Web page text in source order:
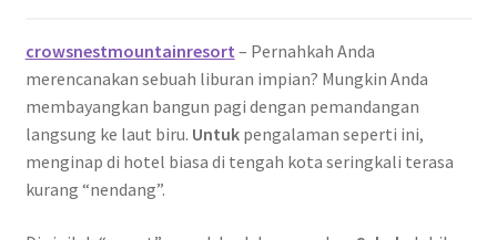
crowsnestmountainresort – Pernahkah Anda
merencanakan sebuah liburan impian? Mungkin Anda
membayangkan bangun pagi dengan pemandangan
langsung ke laut biru. Untukpengalaman seperti iniD
E
,
menginap di hotel biasa di tengah kota seringkali terasa
kurang “nendang”.